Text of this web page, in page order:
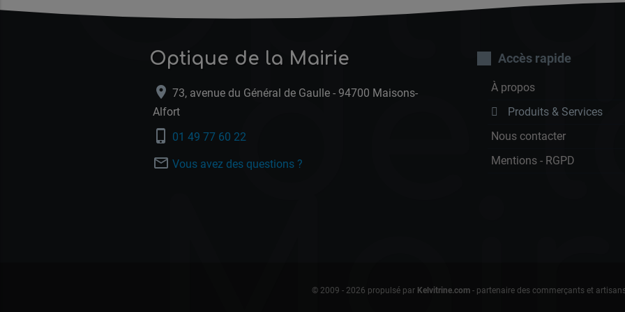
de
Optique de la Mairie
location_on 73, avenue du Général de Gaulle - 94700 Maisons-
Alfort
phone_iphone 01 49 77 60 22
mail_outline Vous avez des questions ?
Accès rapide
À propos
Produits & Services
Nous contacter
Mentions - RGPD
© 2009 - 2026 propulsé par Kelvitrine.com- partenaire des commerçants et